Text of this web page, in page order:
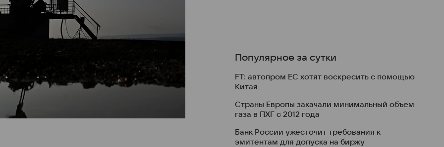
Популярное за сутки
FT: автопром ЕС хотят воскресить с помощью
Китая
Страны Европы закачали минимальный объем
газа в ПХГ с 2012 года
Банк России ужесточит требования к
эмитентам для допуска на биржу